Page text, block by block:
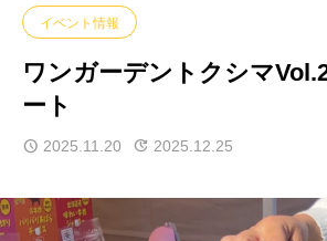
イベント情報
ワンガーデントクシマ
ート
2025.11.20 2025.12.25